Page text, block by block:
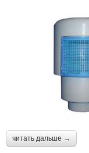
читать дальше →